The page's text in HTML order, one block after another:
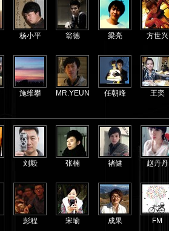
杨小平 翁德 梁亮 方世兴
施维攀 MR.YEUNG 任朝峰 王奕
刘毅 张楠 禇健 赵丹丹
彭程 宋瑜 成果 FM